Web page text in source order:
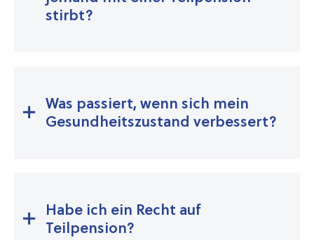
stirbt?
Was passiert, wenn sich mein
Gesund­heits­zu­stand verbessert?
Habe ich ein Recht auf
Teilpension?